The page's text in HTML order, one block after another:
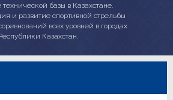
базы в Казахстане.
и развитие спортивной стрельбы
всех уровней в городах
Казахстан.